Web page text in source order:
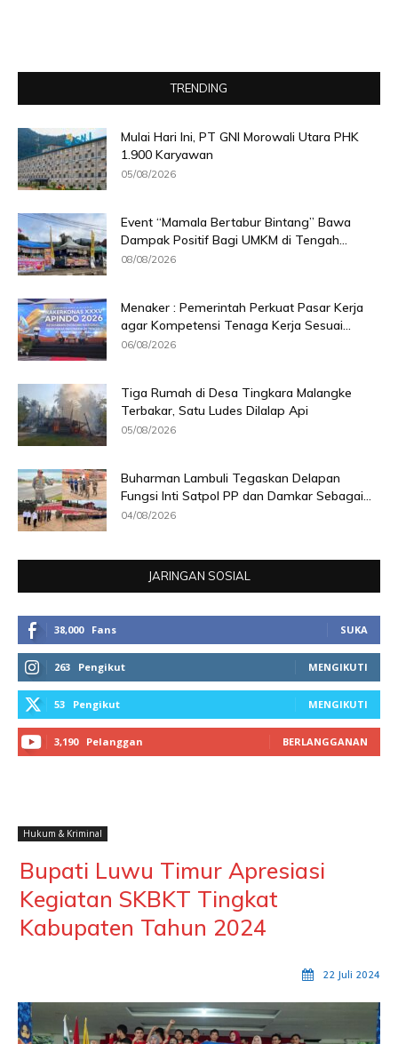
TRENDING
Mulai Hari Ini, PT GNI Morowali Utara PHK
1.900 Karyawan
05/08/2026
Event “Mamala Bertabur Bintang” Bawa
Dampak Positif Bagi UMKM di Tengah...
08/08/2026
Menaker : Pemerintah Perkuat Pasar Kerja
agar Kompetensi Tenaga Kerja Sesuai...
06/08/2026
Tiga Rumah di Desa Tingkara Malangke
Terbakar, Satu Ludes Dilalap Api
05/08/2026
Buharman Lambuli Tegaskan Delapan
Fungsi Inti Satpol PP dan Damkar Sebagai...
04/08/2026
JARINGAN SOSIAL
38,000 Fans SUKA
263 Pengikut MENGIKUTI
53 Pengikut MENGIKUTI
3,190 Pelanggan BERLANGGANAN